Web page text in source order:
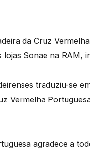
da Cruz
Sonae na RAM,
traduziu-se
Vermelha
agradece a